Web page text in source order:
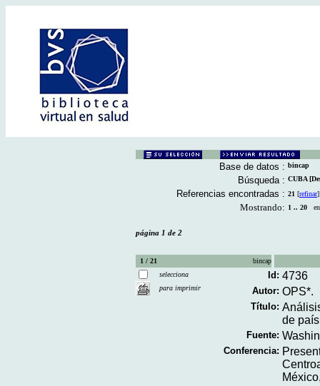
Base de datos : bincap
Búsqueda : CUBA
Referencias encontradas : 21 [refinar]
Mostrando: 1 .. 20 en
página 1 de 2
1 / 21
bincap
selecciona
para imprimir
Id: 4736
Autor: OPS*.
Título:
de
Fuente:
Conferencia: